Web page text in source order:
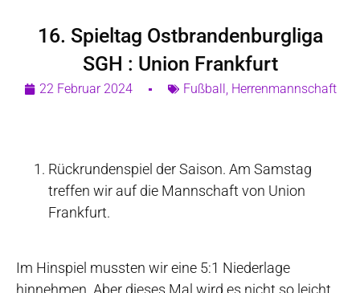
16. Spieltag Ostbrandenburgliga
SGH : Union Frankfurt
22 Februar 2024 Fußball , Herrenmannschaft
Rückrundenspiel der Saison. Am Samstag
treffen wir auf die Mannschaft von Union
Frankfurt.
Im Hinspiel mussten wir eine 5:1 Niederlage
hinnehmen. Aber dieses Mal wird es nicht so leicht.